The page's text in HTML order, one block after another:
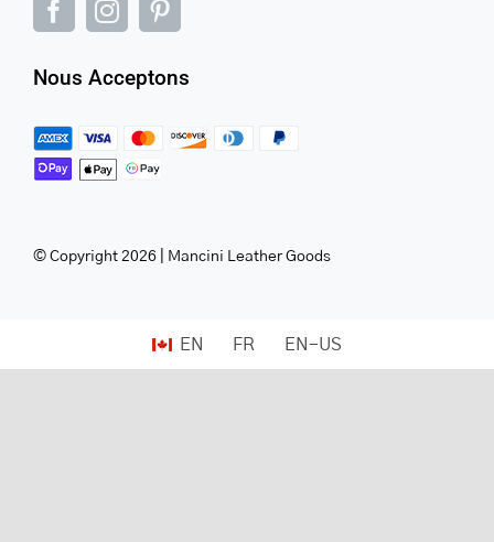
Nous Acceptons
© Copyright 2026 | Mancini Leather Goods
EN FR